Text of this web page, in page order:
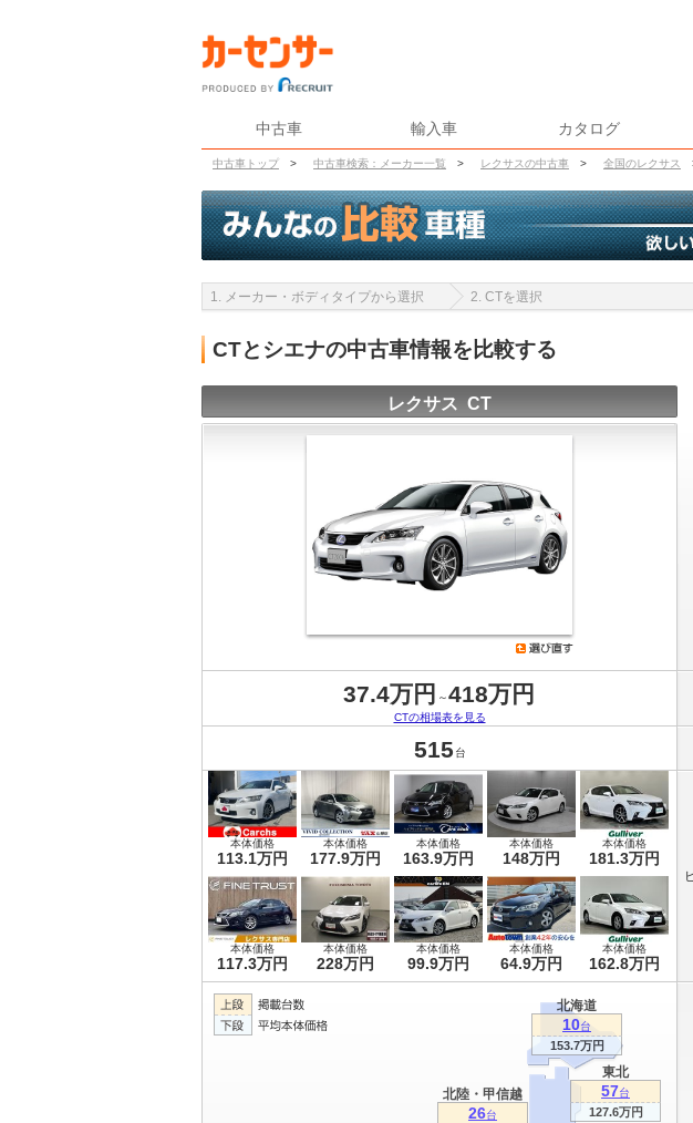
中古車 輸入車 カタログ
中古車トップ > 中古車検索：メーカー一覧 > レクサスの中古車 > 全国のレクサス
1. メーカー・ボディタイプから選択 2. CTを選択
CTとシエナの中古車情報を比較する
レクサス CT
37.4万円 ～418万円
CTの相場表を見る
515 台
本体価格
113.1万円
本体価格
177.9万円
本体価格
163.9万円
本体価格
148万円
本体価格
181.3万円
本体価格
117.3万円
本体価格
228万円
本体価格
99.9万円
本体価格
64.9万円
本体価格
162.8万円
北海道
10台
153.7万円
東北
57台
127.6万円
北陸・甲信越
26台